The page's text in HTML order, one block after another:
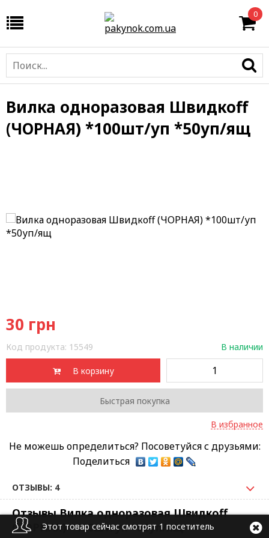
0
Вилка одноразовая Швидкоff
(ЧОРНАЯ) *100шт/уп *50уп/ящ
30 грн
Код продукта: 15549 В наличии
В корзину
Быстрая покупка
В избранное
Не можешь определиться? Посоветуйся с друзьями:
Поделиться
ОТЗЫВЫ: 4
Отзывы Вилка одноразовая Швидкоff
(ЧОРНАЯ) *100шт/уп *50уп/ящ
Этот товар сейчас смотрят 1 посетитель